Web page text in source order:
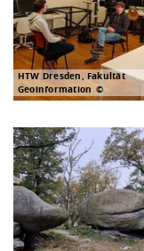
HTW Dresden, Fakultät
Geoinformation